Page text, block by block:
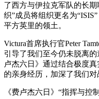
了西方与伊拉克军队的长期
织”成员将组织更名为
平方英里的领土。
Victura首席执行官Peter
引导了我们至今仍未脱离
卢杰六日》通过结合极度
的亲身经历，加深了我们
《费卢杰六日》“指挥与控